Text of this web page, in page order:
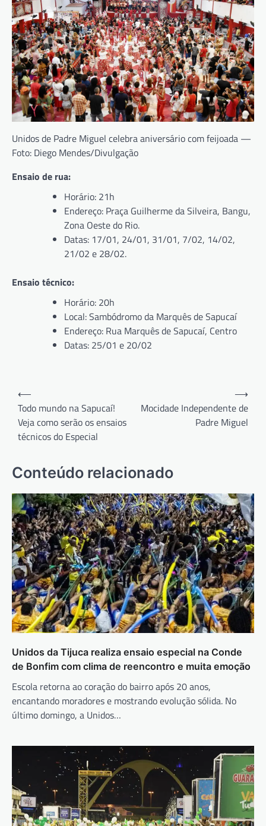
Unidos de Padre Miguel celebra aniversário com feijoada —
Foto: Diego Mendes/Divulgação
Ensaio de rua:
Horário: 21h
Endereço: Praça Guilherme da Silveira, Bangu,
Zona Oeste do Rio.
Datas: 17/01, 24/01, 31/01, 7/02, 14/02,
21/02 e 28/02.
Ensaio técnico:
Horário: 20h
Local: Sambódromo da Marquês de Sapucaí
Endereço: Rua Marquês de Sapucaí, Centro
Datas: 25/01 e 20/02
Navegação
de
Post
⟵
Todo mundo na Sapucaí!
Veja como serão os ensaios
técnicos do Especial
Mocidade Independente de
Padre Miguel
⟶
Conteúdo relacionado
Unidos da Tijuca realiza ensaio especial na Conde
de Bonfim com clima de reencontro e muita emoção
Escola retorna ao coração do bairro após 20 anos,
encantando moradores e mostrando evolução sólida. No
último domingo, a Unidos…